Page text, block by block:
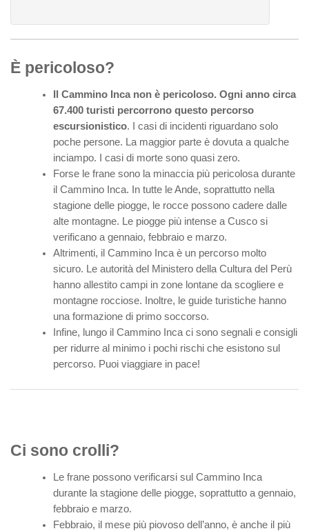
È pericoloso?
Il Cammino Inca non è pericoloso. Ogni anno circa
67.400 turisti percorrono questo percorso
escursionistico. I casi di incidenti riguardano solo
poche persone. La maggior parte è dovuta a qualche
inciampo. I casi di morte sono quasi zero.
Forse le frane sono la minaccia più pericolosa durante
il Cammino Inca. In tutte le Ande, soprattutto nella
stagione delle piogge, le rocce possono cadere dalle
alte montagne. Le piogge più intense a Cusco si
verificano a gennaio, febbraio e marzo.
Altrimenti, il Cammino Inca è un percorso molto
sicuro. Le autorità del Ministero della Cultura del Perù
hanno allestito campi in zone lontane da scogliere e
montagne rocciose. Inoltre, le guide turistiche hanno
una formazione di primo soccorso.
Infine, lungo il Cammino Inca ci sono segnali e consigli
per ridurre al minimo i pochi rischi che esistono sul
percorso. Puoi viaggiare in pace!
Ci sono crolli?
Le frane possono verificarsi sul Cammino Inca
durante la stagione delle piogge, soprattutto a gennaio,
febbraio e marzo.
Febbraio, il mese più piovoso dell’anno, è anche il più